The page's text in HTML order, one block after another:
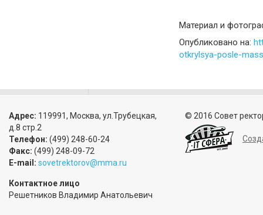
Материал и
Опубликовано на:
otkrylsya-posle-
Адрес: 119991, Москва, ул.Трубецкая,
д.8 стр.2
Телефон: (499) 248-60-24
Факс: (499) 248-09-72
E-mail: sovetrektorov@mma.ru
Контактное лицо
Решетников Владимир Анатольевич
© 2016 Совет